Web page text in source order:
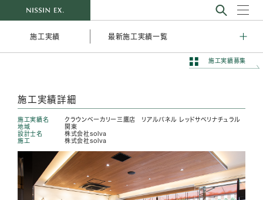
施工実績 最新施工実績一覧
施工実績募集
施工実績詳細
施工実績名
クラウンベーカリー三鷹店 リアルパネル レッドサペリナチュラル
地域
関東
設計士名
株式会社solva
施工
株式会社solva